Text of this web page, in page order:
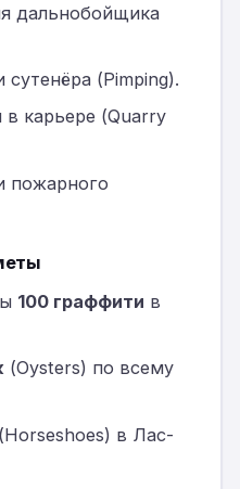
дальнобойщика
(Pimping).
карьере (Quarry
пожарного
100 граффити в
(Oysters) по всему
(Horseshoes) в Лас-